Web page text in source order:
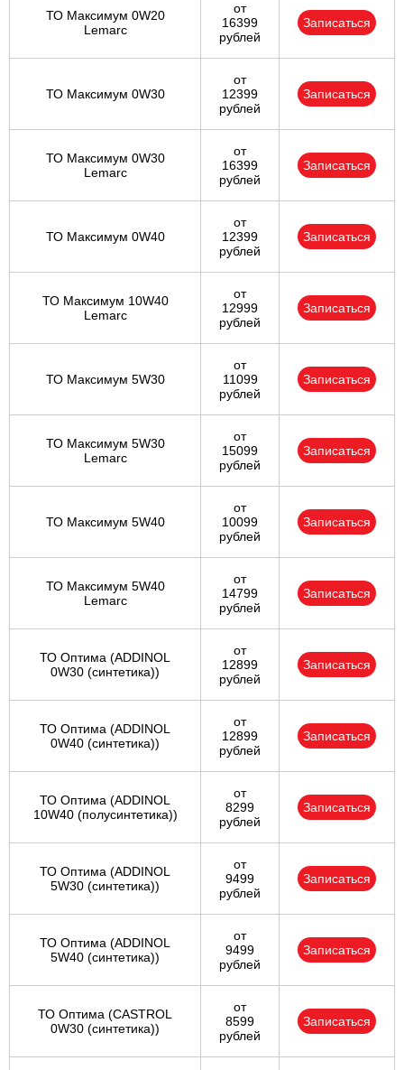
ТО Максимум 0W20
Lemarc
от
16399
рублей
Записаться
ТО Максимум 0W30
от
12399
рублей
Записаться
ТО Максимум 0W30
Lemarc
от
16399
рублей
Записаться
ТО Максимум 0W40
от
12399
рублей
Записаться
ТО Максимум 10W40
Lemarc
от
12999
рублей
Записаться
ТО Максимум 5W30
от
11099
рублей
Записаться
ТО Максимум 5W30
Lemarc
от
15099
рублей
Записаться
ТО Максимум 5W40
от
10099
рублей
Записаться
ТО Максимум 5W40
Lemarc
от
14799
рублей
Записаться
ТО Оптима (ADDINOL
0W30 (синтетика))
от
12899
рублей
Записаться
ТО Оптима (ADDINOL
0W40 (синтетика))
от
12899
рублей
Записаться
ТО Оптима (ADDINOL
10W40 (полусинтетика))
от
8299
рублей
Записаться
ТО Оптима (ADDINOL
5W30 (синтетика))
от
9499
рублей
Записаться
ТО Оптима (ADDINOL
5W40 (синтетика))
от
9499
рублей
Записаться
ТО Оптима (CASTROL
0W30 (синтетика))
от
8599
рублей
Записаться